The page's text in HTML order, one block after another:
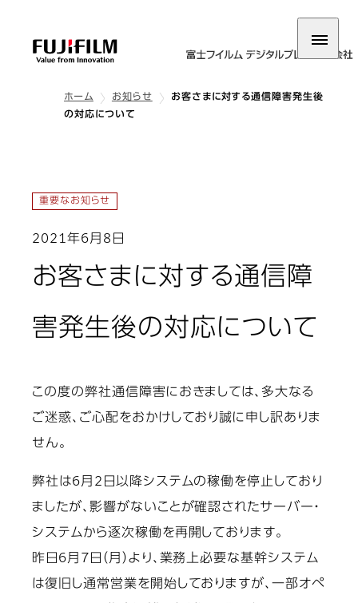
ホーム お知らせ
お客さまに対する通信障害発生後
の対応について
重要なお知らせ
2021年6月8日
お客さまに対する通信障
害発生後の対応について
この度の弊社通信障害におきましては、多大なる
ご迷惑、ご心配をおかけしており誠に申し訳ありま
せん。
弊社は6月2日以降システムの稼働を停止しており
ましたが、影響がないことが確認されたサーバー・
システムから逐次稼働を再開しております。
昨日6月7日（月）より、業務上必要な基幹システム
は復旧し通常営業を開始しておりますが、一部オペ